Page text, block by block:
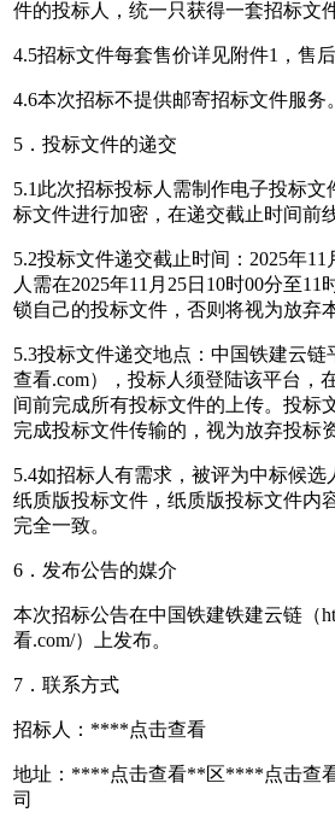
件的投标人，统一只获得一套招标文件
4.5招标文件每套售价详见附件1，售后
4.6本次招标不提供邮寄招标文件服务。
5．投标文件的递交
5.1此次招标投标人需制作电子投标
标文件进行加密，在递交截止时间前
5.2投标文件递交截止时间：2025年11
人需在2025年11月25日10时00分至
锁自己的投标文件，否则将视为放弃
5.3投标文件递交地点：中国铁建云
查看.com），投标人须登陆该平台，
间前完成所有投标文件的上传。投标
完成投标文件传输的，视为放弃投标
5.4如招标人有需求，被评为中标候
纸质版投标文件，纸质版投标文件内
完全一致。
6．发布公告的媒介
本次招标公告在中国铁建铁建云链（
看.com/）上发布。
7．联系方式
招标人：****点击查看
地址：****点击查看**区****点击查
司